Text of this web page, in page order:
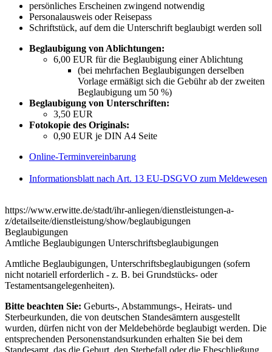
persönliches Erscheinen zwingend notwendig
Personalausweis oder Reisepass
Schriftstück, auf dem die Unterschrift beglaubigt werden soll
Beglaubigung von Ablichtungen:
6,00 EUR für die Beglaubigung einer Ablichtung
(bei mehrfachen Beglaubigungen derselben
Vorlage ermäßigt sich die Gebühr ab der zweiten
Beglaubigung um 50 %)
Beglaubigung von Unterschriften:
3,50 EUR
Fotokopie des Originals:
0,90 EUR je DIN A4 Seite
Online-Terminvereinbarung
Informationsblatt nach Art. 13 EU-DSGVO zum Meldewesen
https://www.erwitte.de/stadt/ihr-anliegen/dienstleistungen-a-
z/detailseite/dienstleistung/show/beglaubigungen
Beglaubigungen
Amtliche Beglaubigungen Unterschriftsbeglaubigungen
Amtliche Beglaubigungen, Unterschriftsbeglaubigungen (sofern
nicht notariell erforderlich - z. B. bei Grundstücks- oder
Testamentsangelegenheiten).
Bitte beachten Sie: Geburts-, Abstammungs-, Heirats- und
Sterbeurkunden, die von deutschen Standesämtern ausgestellt
wurden, dürfen nicht von der Meldebehörde beglaubigt werden. Die
entsprechenden Personenstandsurkunden erhalten Sie bei dem